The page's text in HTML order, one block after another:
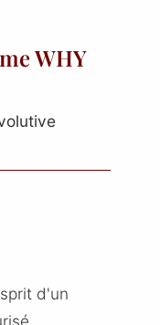
WHY
d'un